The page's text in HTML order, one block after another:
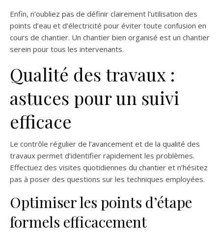
Enfin, n’oubliez pas de définir clairement l’utilisation des
points d’eau et d’électricité pour éviter toute confusion en
cours de chantier. Un chantier bien organisé est un chantier
serein pour tous les intervenants.
Qualité des travaux :
astuces pour un suivi
efficace
Le contrôle régulier de l’avancement et de la qualité des
travaux permet d’identifier rapidement les problèmes.
Effectuez des visites quotidiennes du chantier et n’hésitez
pas à poser des questions sur les techniques employées.
Optimiser les points d’étape
formels efficacement